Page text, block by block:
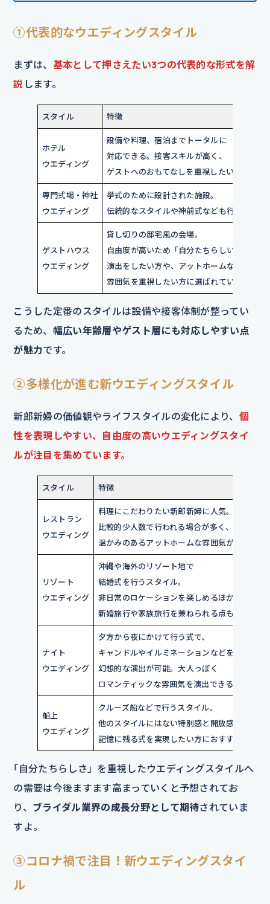
①代表的なウエディングスタイル
まずは、 基本として押さえたい3つの代表的な形式を解
説 します。
スタイル 特徴
ホテル
ウエディング
設備や料理、宿泊までトータルに
対応できる。接客スキルが高く、
ゲストへのおもてなしを重視したい方に人気
専門式場・神社
ウエディング
挙式のために設計された施設。
伝統的なスタイルや神前式なども行える。
ゲストハウス
ウエディング
貸し切りの邸宅風の会場。
自由度が高いため「自分たちらしい」
演出をしたい方や、アットホームな
雰囲気を重視したい方に選ばれている。
こうした定番のスタイルは設備や接客体制が整ってい
るため、 幅広い年齢層やゲスト層にも対応しやすい点
が魅力です。
②多様化が進む新ウエディングスタイル
新郎新婦の価値観やライフスタイルの変化により、 個
性を表現しやすい、自由度の高いウエディングスタイ
ルが注目を集めています。
スタイル 特徴
レストラン
ウエディング
料理にこだわりたい新郎新婦に人気。
比較的少人数で行われる場合が多く、
温かみのあるアットホームな雰囲気が魅力。
リゾート
ウエディング
沖縄や海外のリゾート地で
結婚式を行うスタイル。
非日常のロケーションを楽しめるほか、
新婚旅行や家族旅行を兼ねられる点も好評。
ナイト
ウエディング
夕方から夜にかけて行う式で、
キャンドルやイルミネーションなどを使った
幻想的な演出が可能。大人っぽく
ロマンティックな雰囲気を演出できる。
船上
ウエディング
クルーズ船などで行うスタイル。
他のスタイルにはない特別感と開放感がある、
記憶に残る式を実現したい方におすすめ。
｢自分たちらしさ」を重視したウエディングスタイルへ
の需要は今後ますます高まっていくと予想されてお
り、 ブライダル業界の成長分野として期待されていま
すよ。
③コロナ禍で注目！新ウエディングスタイ
ル